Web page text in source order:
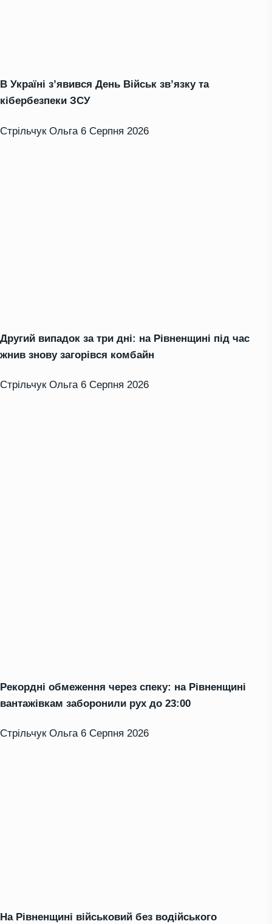
В Україні з’явився День Військ зв’язку та
кібербезпеки ЗСУ
Стрільчук Ольга 6 Серпня 2026
Другий випадок за три дні: на Рівненщині під час
жнив знову загорівся комбайн
Стрільчук Ольга 6 Серпня 2026
Рекордні обмеження через спеку: на Рівненщині
вантажівкам заборонили рух до 23:00
Стрільчук Ольга 6 Серпня 2026
На Рівненщині військовий без водійського